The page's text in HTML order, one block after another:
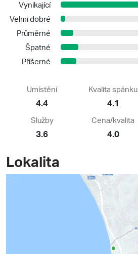
Vynikající
Velmi dobré
Průměrné
Špatné
Příšerné
Umístění
4.4
Kvalita spánku
4.1
Služby
3.6
Cena/kvalita
4.0
Lokalita